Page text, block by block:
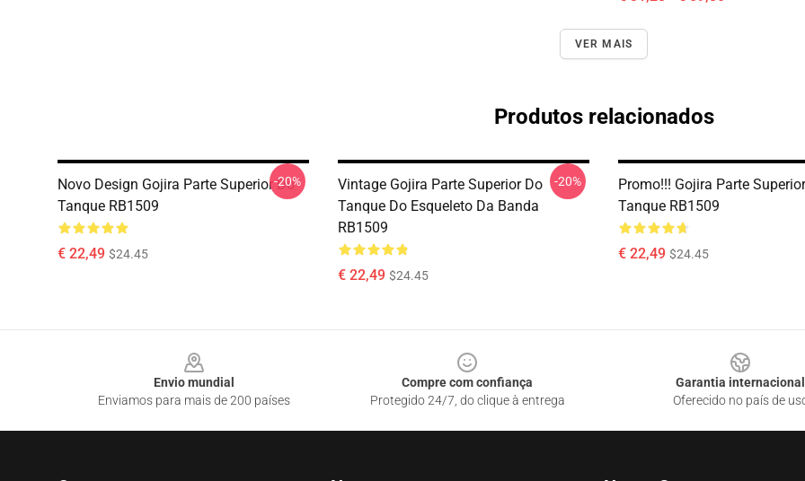
VER MAIS
Produtos relacionados
Novo Design Gojira Parte Superior Do
Tanque RB1509
€ 22,49 $24.45
-20%
Vintage Gojira Parte Superior Do
Tanque Do Esqueleto Da Banda
RB1509
€ 22,49 $24.45
-20%
Promo!!! Gojira Parte
Tanque RB1509
€ 22,49 $24.45
Envio mundial
Enviamos para mais de 200 países
Compre com confiança
Protegido 24/7, do clique à entrega
Garantia internacional
Oferecido no país de